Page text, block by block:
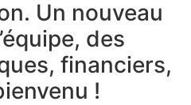
Un nouveau
des
financiers,
!